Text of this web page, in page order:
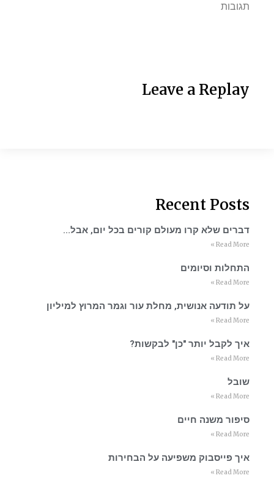
תגובות
Leave a Replay
Recent Posts
דברים שלא קרו מעולם קורים בכל יום, אבל…
Read More »
התחלות וסיומים
Read More »
על תודעה אנושית, מחלת עור וגמר המרוץ למיליון
Read More »
איך לקבל יותר "כן" לבקשות?
Read More »
שובל
Read More »
סיפור משנה חיים
Read More »
איך פייסבוק משפיעה על הבחירות
Read More »